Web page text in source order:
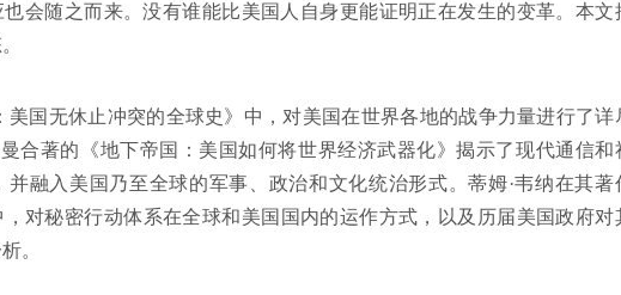
会随之而来。没有谁能比美国人自身更能证明正在发生的变革。本文
美国无休止冲突的全球史》中，对美国在世界各地的战争力量进行了详
合著的《地下帝国：美国如何将世界经济武器化》揭示了现代通信和
融入美国乃至全球的军事、政治和文化统治形式。蒂姆·韦纳在其著
，对秘密行动体系在全球和美国国内的运作方式，以及历届美国政府对
。